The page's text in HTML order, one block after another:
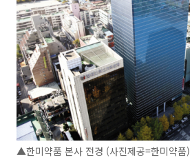
▲한미약품 본사 전경 (사진제공=한미약품)